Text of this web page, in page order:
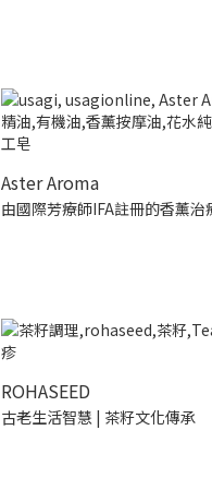
Aster Aroma
由國際芳療師IFA註冊的香薰治
ROHASEED
古老生活智慧 | 茶籽文化傳承